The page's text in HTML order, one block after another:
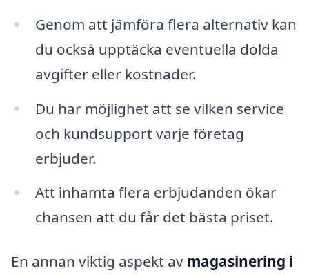
Genom att jämföra flera alternativ kan
du också upptäcka eventuella dolda
avgifter eller kostnader.
Du har möjlighet att se vilken service
och kundsupport varje företag
erbjuder.
Att inhamta flera erbjudanden ökar
chansen att du får det bästa priset.
En annan viktig aspekt av magasinering i